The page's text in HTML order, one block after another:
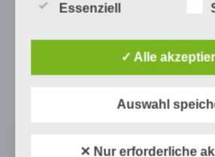
Nur für kurze Zeit könnt ihr Merlins
beinhaltet dann aber keine In-App-Käufe
Preis:Kostenlos+
kann.
b) betroffene Person
Betroffene Person ist
Verarbeitung
Essenziell
✓ Alle
Auswahl
✕ Nur erforderliche